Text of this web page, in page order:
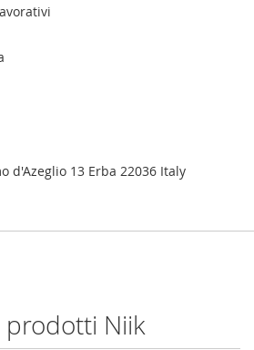
d'Azeglio 13 Erba 22036 Italy
prodotti Niik